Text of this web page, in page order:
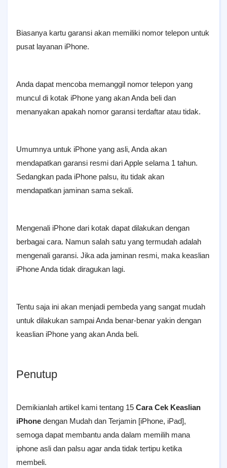
Biasanya kartu garansi akan memiliki nomor telepon untuk
pusat layanan iPhone.
Anda dapat mencoba memanggil nomor telepon yang
muncul di kotak iPhone yang akan Anda beli dan
menanyakan apakah nomor garansi terdaftar atau tidak.
Umumnya untuk iPhone yang asli, Anda akan
mendapatkan garansi resmi dari Apple selama 1 tahun.
Sedangkan pada iPhone palsu, itu tidak akan
mendapatkan jaminan sama sekali.
Mengenali iPhone dari kotak dapat dilakukan dengan
berbagai cara. Namun salah satu yang termudah adalah
mengenali garansi. Jika ada jaminan resmi, maka keaslian
iPhone Anda tidak diragukan lagi.
Tentu saja ini akan menjadi pembeda yang sangat mudah
untuk dilakukan sampai Anda benar-benar yakin dengan
keaslian iPhone yang akan Anda beli.
Penutup
Demikianlah artikel kami tentang 15 Cara Cek Keaslian
iPhone dengan Mudah dan Terjamin [iPhone, iPad],
semoga dapat membantu anda dalam memilih mana
iphone asli dan palsu agar anda tidak tertipu ketika
membeli.